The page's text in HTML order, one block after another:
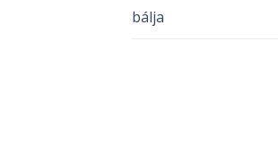
bálja